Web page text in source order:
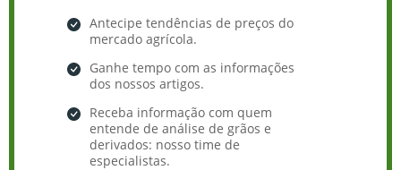
Antecipe tendências de preços do
mercado agrícola.
Ganhe tempo com as informações
dos nossos artigos.
Receba informação com quem
entende de análise de grãos e
derivados: nosso time de
especialistas.